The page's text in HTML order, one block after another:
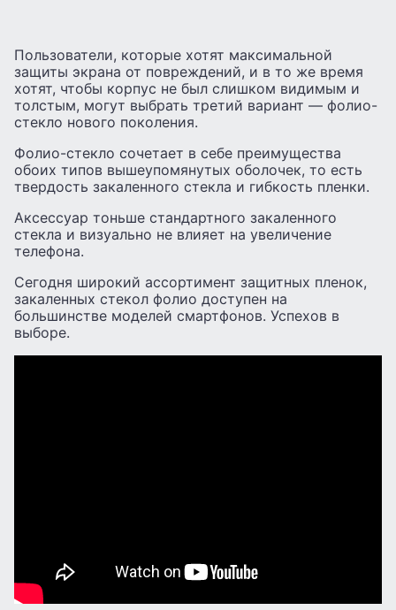
Пользователи, которые хотят максимальной
защиты экрана от повреждений, и в то же время
хотят, чтобы корпус не был слишком видимым и
толстым, могут выбрать третий вариант — фолио-
стекло нового поколения.
Фолио-стекло сочетает в себе преимущества
обоих типов вышеупомянутых оболочек, то есть
твердость закаленного стекла и гибкость пленки.
Аксессуар тоньше стандартного закаленного
стекла и визуально не влияет на увеличение
телефона.
Сегодня широкий ассортимент защитных пленок,
закаленных стекол фолио доступен на
большинстве моделей смартфонов. Успехов в
выборе.